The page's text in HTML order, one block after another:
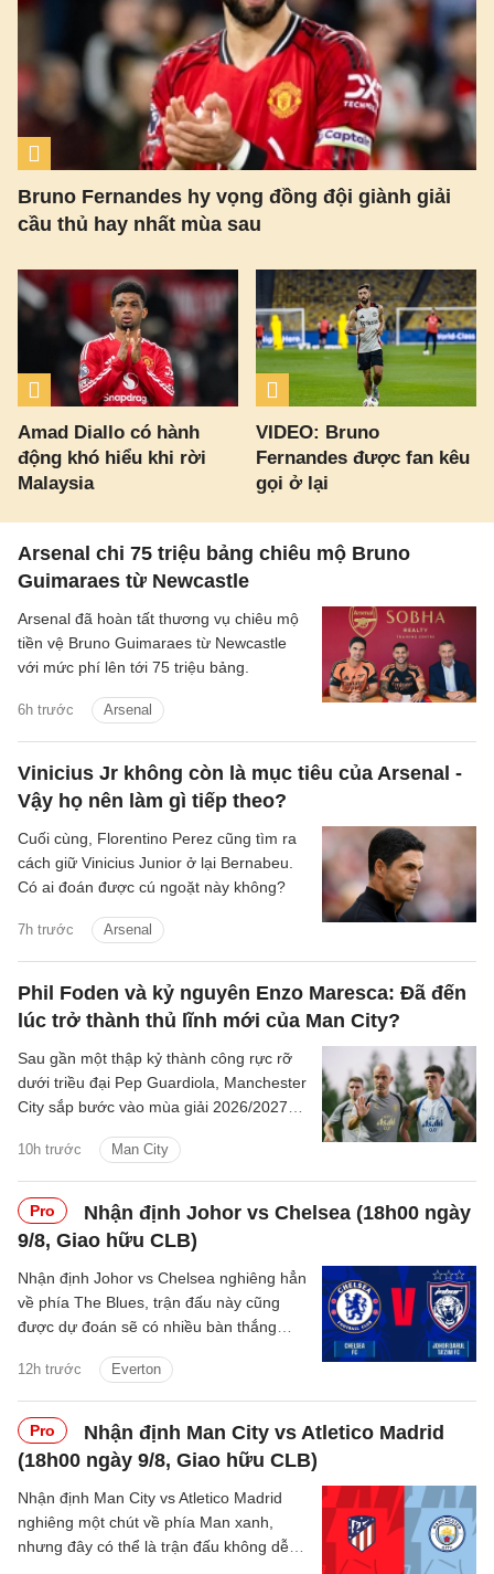
Bruno Fernandes hy vọng đồng đội giành giải
cầu thủ hay nhất mùa sau
Amad Diallo có hành
động khó hiểu khi rời
Malaysia
VIDEO: Bruno
Fernandes được fan kêu
gọi ở lại
Arsenal chi 75 triệu bảng chiêu mộ Bruno
Guimaraes từ Newcastle
6h trước Arsenal
Arsenal đã hoàn tất thương vụ chiêu mộ
tiền vệ Bruno Guimaraes từ Newcastle
với mức phí lên tới 75 triệu bảng.
Vinicius Jr không còn là mục tiêu của Arsenal -
Vậy họ nên làm gì tiếp theo?
7h trước Arsenal
Cuối cùng, Florentino Perez cũng tìm ra
cách giữ Vinicius Junior ở lại Bernabeu.
Có ai đoán được cú ngoặt này không?
Phil Foden và kỷ nguyên Enzo Maresca: Đã đến
lúc trở thành thủ lĩnh mới của Man City?
10h trước Man City
Sau gần một thập kỷ thành công rực rỡ
dưới triều đại Pep Guardiola, Manchester
City sắp bước vào mùa giải 2026/2027
trên băng ghế chỉ đạo.
Pro
Nhận định Johor vs Chelsea (18h00 ngày
9/8, Giao hữu CLB)
12h trước Everton
Nhận định Johor vs Chelsea nghiêng hẳn
về phía The Blues, trận đấu này cũng
được dự đoán sẽ có nhiều bàn thắng
Pro
Nhận định Man City vs Atletico Madrid
(18h00 ngày 9/8, Giao hữu CLB)
Nhận định Man City vs Atletico Madrid
nghiêng một chút về phía Man xanh,
nhưng đây có thể là trận đấu không dễ